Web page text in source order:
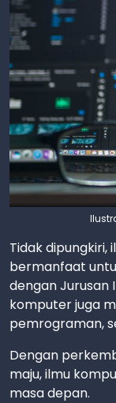
Tidak
bermanfaat
dengan Jurusan
komputer juga
pemrograman,
Dengan
maju, ilmu
masa depan.